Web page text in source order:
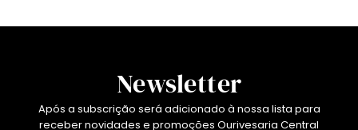
Newsletter
Após a subscrição será adicionado à nossa lista para
receber novidades e promoções Ourivesaria Central